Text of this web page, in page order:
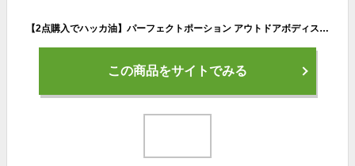
【2点購入でハッカ油】パーフェクトポーション アウトドアボディスプレー エクストラ 100ml たかくら新産業 [ PERFECT POTION ハーブ オーガニック ボディースプレー ボディスプレー キャンプ ハイキング 散歩 アウトドア アロマスプレー アロマ ハッカ ティーツリー ]
この商品をサイトでみる